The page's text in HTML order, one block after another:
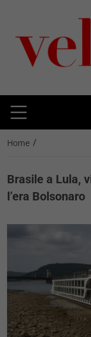
Home /
Brasile a Lula,
l’era Bolsonaro